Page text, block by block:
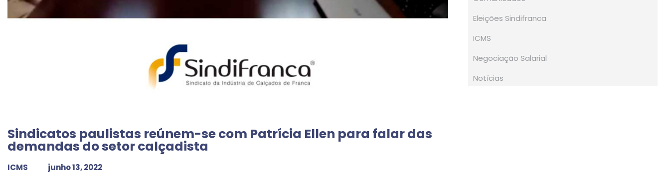
Sindicatos paulistas reúnem-se com Patrícia Ellen para falar das
demandas do setor calçadista
ICMS junho 13, 2022
Eleições Sindifranca
ICMS
Negociação Salarial
Notícias